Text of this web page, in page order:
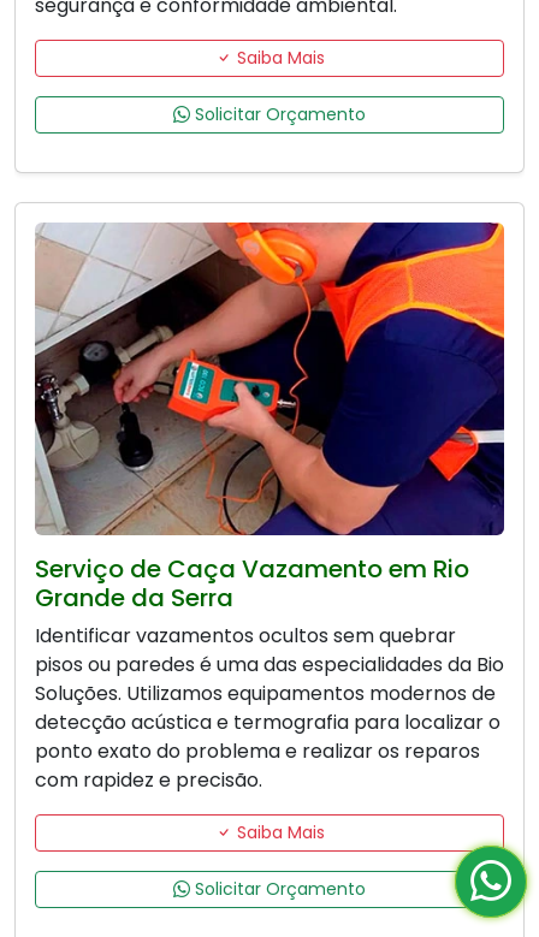
Saiba Mais
Solicitar Orçamento
Serviço de Caça Vazamento em Rio
Grande da Serra
Identificar vazamentos ocultos sem quebrar
pisos ou paredes é uma das especialidades da Bio
Soluções. Utilizamos equipamentos modernos de
detecção acústica e termografia para localizar o
ponto exato do problema e realizar os reparos
com rapidez e precisão.
Saiba Mais
Solicitar Orçamento